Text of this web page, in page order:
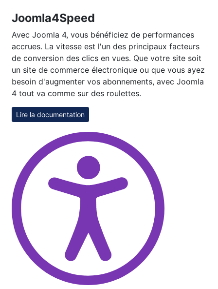
Joomla4Speed
Avec Joomla 4, vous bénéficiez de performances
accrues. La vitesse est l'un des principaux facteurs
de conversion des clics en vues. Que votre site soit
un site de commerce électronique ou que vous ayez
besoin d'augmenter vos abonnements, avec Joomla
4 tout va comme sur des roulettes.
Lire la documentation